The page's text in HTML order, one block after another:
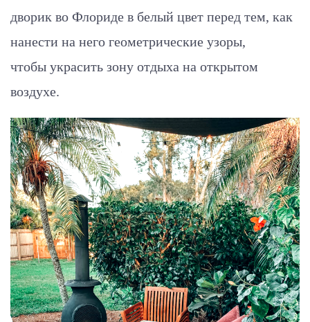
дворик во Флориде в белый цвет перед тем, как
нанести на него геометрические узоры,
чтобы украсить зону отдыха на открытом
воздухе.